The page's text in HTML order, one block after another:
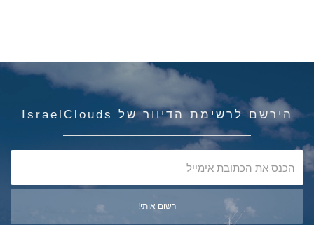
הירשם לרשימת הדיוור של IsraelClouds